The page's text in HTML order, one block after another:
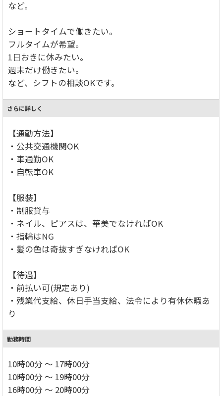
など。
ショートタイムで働きたい。
フルタイムが希望。
1日おきに休みたい。
週末だけ働きたい。
など、シフトの相談OKです。
さらに詳しく
【通勤方法】
・公共交通機関OK
・車通勤OK
・自転車OK
【服装】
・制服貸与
・ネイル、ピアスは、華美でなければOK
・指輪はNG
・髪の色は奇抜すぎなければOK
【待遇】
・前払い可(規定あり)
・残業代支給、休日手当支給、法令により有休休暇あ
り
勤務時間
10時00分 ～ 17時00分
10時00分 ～ 19時00分
16時00分 ～ 20時00分